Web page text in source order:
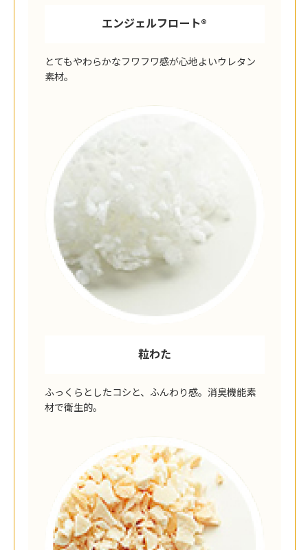
エンジェルフロート®︎
とてもやわらかなフワフワ感が心地よいウレタン
素材。
粒わた
ふっくらとしたコシと、ふんわり感。消臭機能素
材で衛生的。